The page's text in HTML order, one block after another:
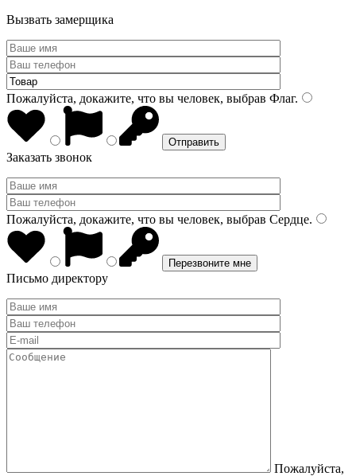
Вызвать замерщика
Пожалуйста, докажите, что вы человек, выбрав Флаг.
Заказать звонок
Пожалуйста, докажите, что вы человек, выбрав Сердце.
Письмо директору
Пожалуйста,